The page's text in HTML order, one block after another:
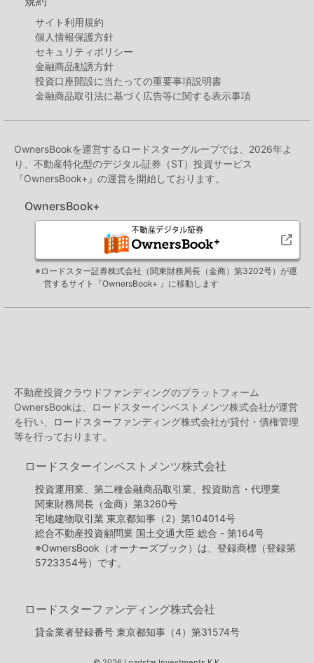
サイト利用規約
個人情報保護方針
セキュリティポリシー
金融商品勧誘方針
投資口座開設に当たっての重要事項説明書
金融商品取引法に基づく広告等に関する表示事項
OwnersBookを運営するロードスターグループでは、2026年よ
り、不動産特化型のデジタル証券（ST）投資サービス
『OwnersBook+』の運営を開始しております。
OwnersBook+
※ロードスター証券株式会社（関東財務局長（金商）第3202号）が運
営するサイト『OwnersBook+ 』に移動します
不動産投資クラウドファンディングのプラットフォーム
OwnersBookは、ロードスターインベストメンツ株式会社が運営
を行い、ロードスターファンディング株式会社が貸付・債権管理
等を行っております。
ロードスターインベストメンツ株式会社
投資運用業、第二種金融商品取引業、投資助言・代理業
関東財務局長（金商）第3260号
宅地建物取引業 東京都知事（2）第104014号
総合不動産投資顧問業 国土交通大臣 総合 - 第164号
※OwnersBook（オーナーズブック）は、登録商標（登録第
5723354号）です。
ロードスターファンディング株式会社
貸金業者登録番号 東京都知事（4）第31574号